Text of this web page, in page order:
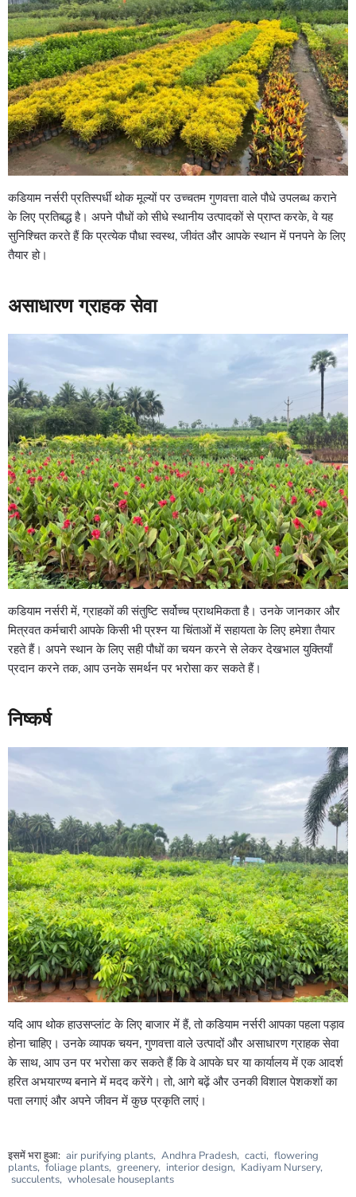
कडियाम नर्सरी प्रतिस्पर्धी थोक मूल्यों पर उच्चतम गुणवत्ता वाले पौधे उपलब्ध कराने
के लिए प्रतिबद्ध है। अपने पौधों को सीधे स्थानीय उत्पादकों से प्राप्त करके, वे यह
सुनिश्चित करते हैं कि प्रत्येक पौधा स्वस्थ, जीवंत और आपके स्थान में पनपने के लिए
तैयार हो।
असाधारण ग्राहक सेवा
कडियाम नर्सरी में, ग्राहकों की संतुष्टि सर्वोच्च प्राथमिकता है। उनके जानकार और
मित्रवत कर्मचारी आपके किसी भी प्रश्न या चिंताओं में सहायता के लिए हमेशा तैयार
रहते हैं। अपने स्थान के लिए सही पौधों का चयन करने से लेकर देखभाल युक्तियाँ
प्रदान करने तक, आप उनके समर्थन पर भरोसा कर सकते हैं।
निष्कर्ष
यदि आप थोक हाउसप्लांट के लिए बाजार में हैं, तो कडियाम नर्सरी आपका पहला पड़ाव
होना चाहिए। उनके व्यापक चयन, गुणवत्ता वाले उत्पादों और असाधारण ग्राहक सेवा
के साथ, आप उन पर भरोसा कर सकते हैं कि वे आपके घर या कार्यालय में एक आदर्श
हरित अभयारण्य बनाने में मदद करेंगे। तो, आगे बढ़ें और उनकी विशाल पेशकशों का
पता लगाएं और अपने जीवन में कुछ प्रकृति लाएं।
इसमें भरा हुआ: air purifying plants, Andhra Pradesh, cacti, flowering
plants, foliage plants, greenery, interior design, Kadiyam Nursery,
succulents, wholesale houseplants